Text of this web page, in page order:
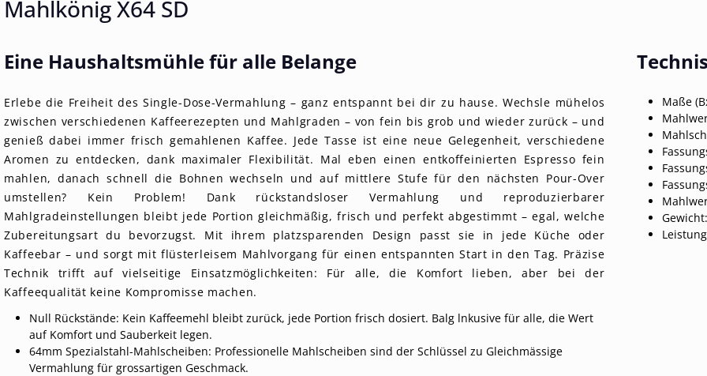
Mahlkönig X64 SD
Eine Haushaltsmühle für alle Belange
Erlebe die Freiheit des Single-Dose-Vermahlung – ganz entspannt bei dir zu hause. Wechsle mühelos
zwischen verschiedenen Kaffeerezepten und Mahlgraden – von fein bis grob und wieder zurück – und
genieß dabei immer frisch gemahlenen Kaffee. Jede Tasse ist eine neue Gelegenheit, verschiedene
Aromen zu entdecken, dank maximaler Flexibilität. Mal eben einen entkoffeinierten Espresso fein
mahlen, danach schnell die Bohnen wechseln und auf mittlere Stufe für den nächsten Pour-Over
umstellen? Kein Problem! Dank rückstandsloser Vermahlung und reproduzierbarer
Mahlgradeinstellungen bleibt jede Portion gleichmäßig, frisch und perfekt abgestimmt – egal, welche
Zubereitungsart du bevorzugst. Mit ihrem platzsparenden Design passt sie in jede Küche oder
Kaffeebar – und sorgt mit flüsterleisem Mahlvorgang für einen entspannten Start in den Tag. Präzise
Technik trifft auf vielseitige Einsatzmöglichkeiten: Für alle, die Komfort lieben, aber bei der
Kaffeequalität keine Kompromisse machen.
Null Rückstände: Kein Kaffeemehl bleibt zurück, jede Portion frisch dosiert. Balg lnkusive für alle, die Wert
auf Komfort und Sauberkeit legen.
64mm Spezialstahl-Mahlscheiben: Professionelle Mahlscheiben sind der Schlüssel zu Gleichmässige
Vermahlung für grossartigen Geschmack.
Maße
Gewicht: